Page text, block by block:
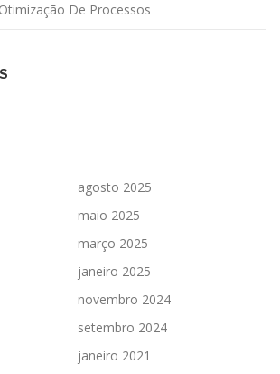
De Processos
agosto 2025
maio 2025
março 2025
janeiro 2025
novembro 2024
setembro 2024
janeiro 2021